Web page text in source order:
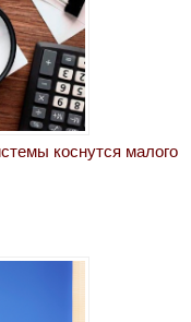
коснутся малого